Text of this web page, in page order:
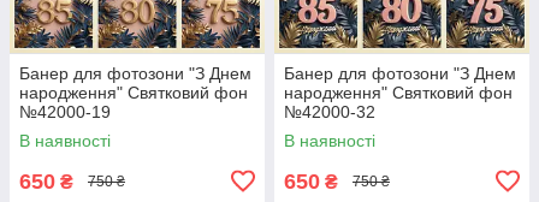
Банер для фотозони "З Днем
народження" Святковий фон
№42000-19
В наявності
650 ₴ 750 ₴
Банер для фотозони "З Днем
народження" Святковий фон
№42000-32
В наявності
650 ₴ 750 ₴